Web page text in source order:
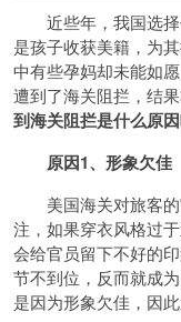
近些年，我国选
是孩子收获美籍，为
中有些孕妈却未能如
遭到了海关阻拦，结
到海关阻拦是什么原因
原因1、形象欠佳
美国海关对旅客的
注，如果穿衣风格过
会给官员留下不好的
节不到位，反而就成
是因为形象欠佳，因